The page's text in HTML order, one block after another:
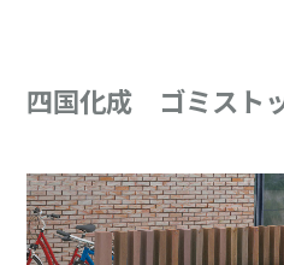
四国化成 ゴミスト